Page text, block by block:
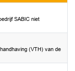
SABIC niet
(VTH) van de